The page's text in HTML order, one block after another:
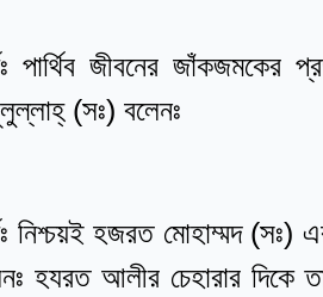
পার্থিব জীবনের জাঁকজমকের
(সঃ) বলেনঃ
নিশ্চয়ই হজরত মোহাম্মদ (সঃ)
হযরত আলীর চেহারার দিকে